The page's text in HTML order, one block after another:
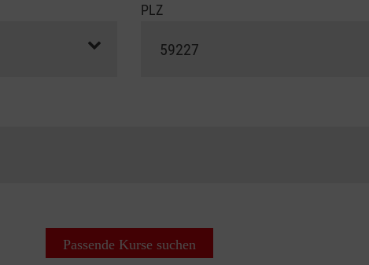
PLZ
Passende Kurse suchen